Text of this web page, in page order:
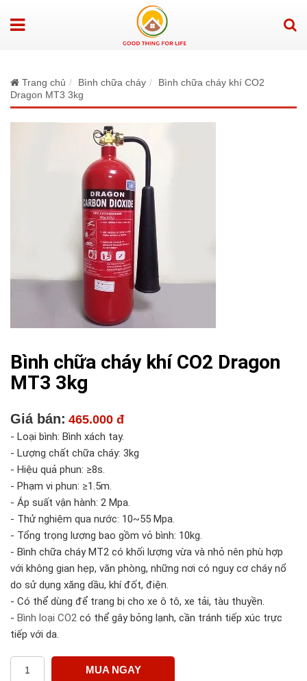
Trang chủ Bình chữa cháy
Bình chữa cháy khí CO2
Dragon MT3 3kg
Bình chữa cháy khí CO2 Dragon
MT3 3kg
Giá bán: 465.000 đ
- Loại bình: Bình xách tay.
- Lượng chất chữa cháy: 3kg
- Hiệu quả phun: ≥8s.
- Phạm vi phun: ≥1.5m.
- Áp suất vận hành: 2 Mpa.
- Thử nghiệm qua nước: 10~55 Mpa.
- Tổng trọng lượng bao gồm vỏ bình: 10kg.
- Bình chữa cháy MT2 có khối lượng vừa và nhỏ nên phù hợp
với không gian hẹp, văn phòng, những nơi có nguy cơ cháy nổ
do sử dụng xăng dầu, khí đốt, điện.
- Có thể dùng để trang bị cho xe ô tô, xe tải, tàu thuyền.
- Bình loại CO2 có thể gây bỏng lạnh, cần tránh tiếp xúc trực
tiếp với da.
MUA NGAY